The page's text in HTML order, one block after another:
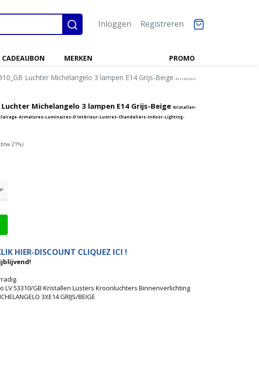
Inloggen Registreren
PROMO
CADEAUBON MERKEN
Luchter Michelangelo 3 lampen E14 Grijs-Beige Kristallen-
Luchter Michelangelo 3 lampen E14 Grijs-Beige Kristallen-
Armatures-Luminaires-D'intérieur-Lustres-Chandeliers-Indoor-Lighting-
21%)
HIER-DISCOUNT CLIQUEZ ICI !
LV 53310/GB Kristallen Lusters Kroonluchters Binnenverlichting
3XE14 GRIJS/BEIGE